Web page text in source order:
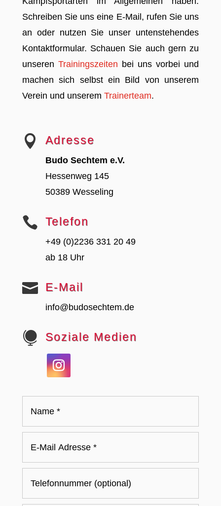
Schreiben Sie uns eine E-Mail, rufen Sie uns
an oder nutzen Sie unser untenstehendes
Kontaktformular. Schauen Sie auch gern zu
unseren Trainingszeiten bei uns vorbei und
machen sich selbst ein Bild von unserem
Verein und unserem Trainerteam.
 Adresse
Budo Sechtem e.V.
Hessenweg 145
50389 Wesseling
 Telefon
+49 (0)2236 331 20 49
ab 18 Uhr
 E-Mail
info@budosechtem.de
 Soziale Medien